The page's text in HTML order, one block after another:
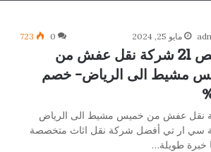
مايو 25, 2024 0
723
ارخص 21 شركة نقل عفش من
مشيط الى الرياض- خصم
نقل عفش من خميس مشيط الى الرياض
سي ار تي أفضل شركة نقل اثاث متخصصة
خبرة طويلة…